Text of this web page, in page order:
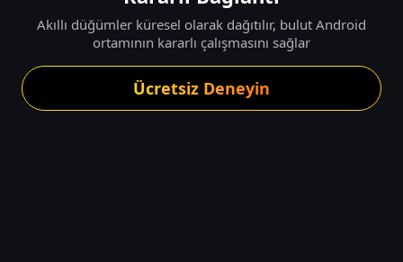
Akıllı düğümler küresel olarak dağıtılır, bulut Android
ortamının kararlı çalışmasını sağlar
Ücretsiz Deneyin